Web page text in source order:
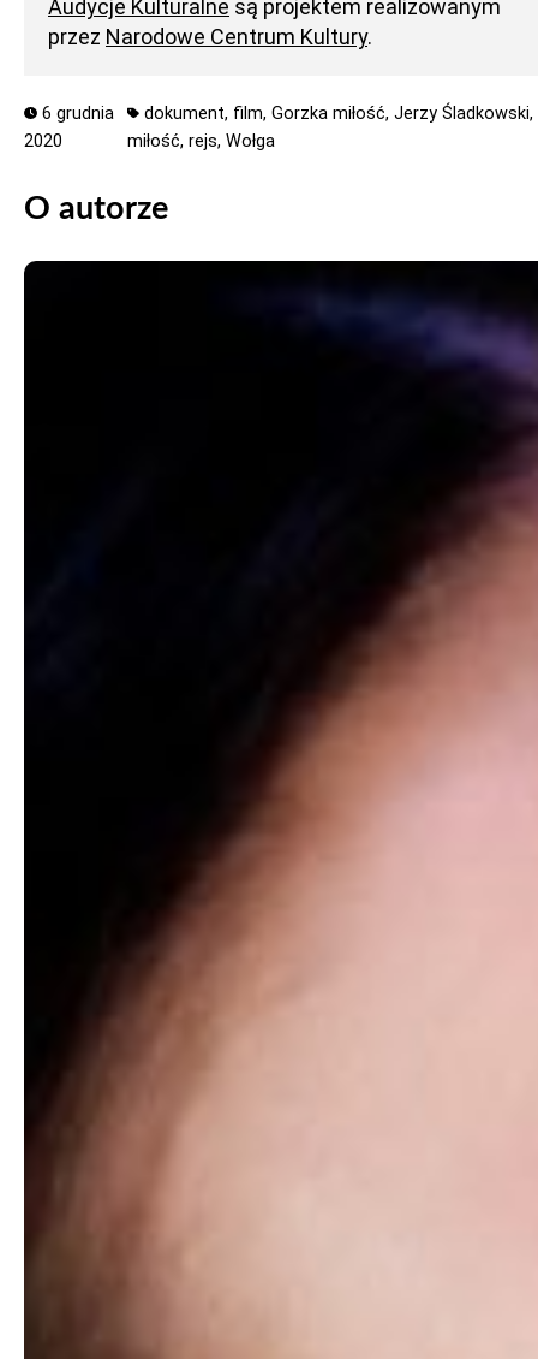
Audycje Kulturalne są projektem realizowanym
przez Narodowe Centrum Kultury.
6 grudnia
2020
dokument, film, Gorzka miłość, Jerzy Śladkowski,
miłość,rejs,Wołga
O autorze